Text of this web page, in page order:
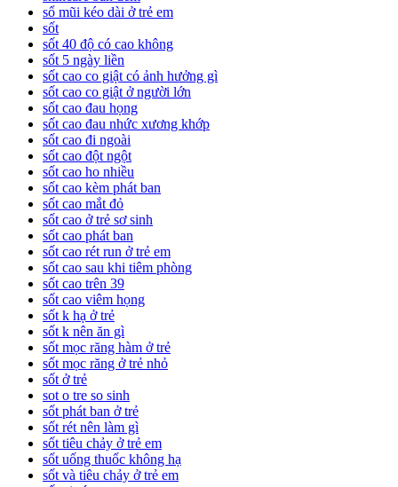
sổ mũi kéo dài ở trẻ em
sốt
sốt 40 độ có cao không
sốt 5 ngày liền
sốt cao co giật có ảnh hưởng gì
sốt cao co giật ở người lớn
sốt cao đau họng
sốt cao đau nhức xương khớp
sốt cao đi ngoài
sốt cao đột ngột
sốt cao ho nhiều
sốt cao kèm phát ban
sốt cao mắt đỏ
sốt cao ở trẻ sơ sinh
sốt cao phát ban
sốt cao rét run ở trẻ em
sốt cao sau khi tiêm phòng
sốt cao trên 39
sốt cao viêm họng
sốt k hạ ở trẻ
sốt k nên ăn gì
sốt mọc răng hàm ở trẻ
sốt mọc răng ở trẻ nhỏ
sốt ở trẻ
sot o tre so sinh
sốt phát ban ở trẻ
sốt rét nên làm gì
sốt tiêu chảy ở trẻ em
sốt uống thuốc không hạ
sốt và tiêu chảy ở trẻ em